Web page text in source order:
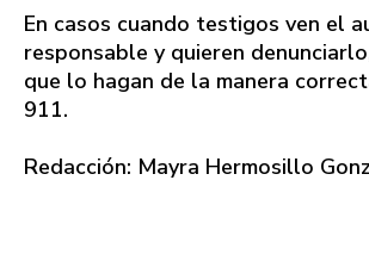
En casos cuando testigos ven el
responsable y quieren
que lo hagan de la manera
911.
Redacción: Mayra Hermosillo